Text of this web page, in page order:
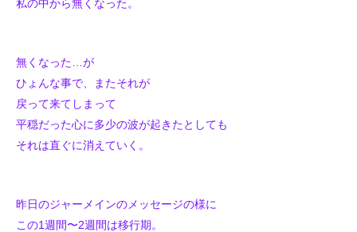
私の中から無くなった。
無くなった…が
ひょんな事で、またそれが
戻って来てしまって
平穏だった心に多少の波が起きたとしても
それは直ぐに消えていく。
昨日のジャーメインのメッセージの様に
この1週間〜2週間は移行期。